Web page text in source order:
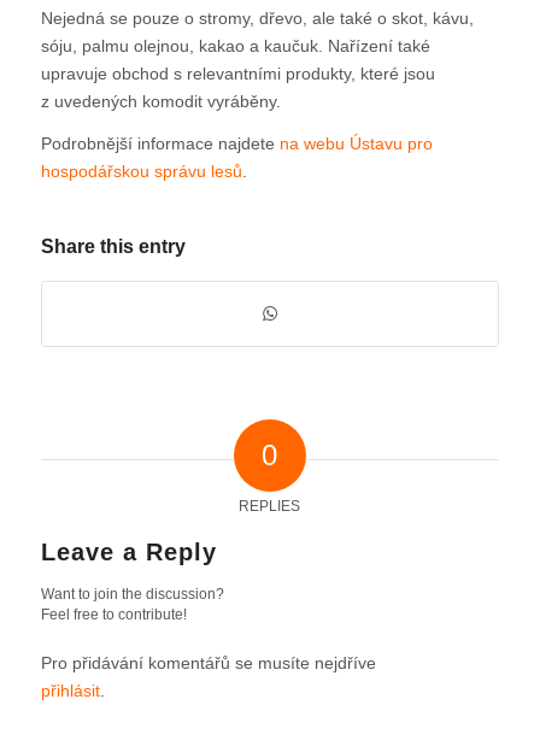
Nejedná se pouze o stromy, dřevo, ale také o skot, kávu,
sóju, palmu olejnou, kakao a kaučuk. Nařízení také
upravuje obchod s relevantními produkty, které jsou
z uvedených komodit vyráběny.
Podrobnější informace najdete na webu Ústavu pro
hospodářskou správu lesů
Share this entry
0
REPLIES
Leave a Reply
Want to join the discussion?
Feel free to contribute!
Pro přidávání komentářů se musíte nejdříve
přihlásit.